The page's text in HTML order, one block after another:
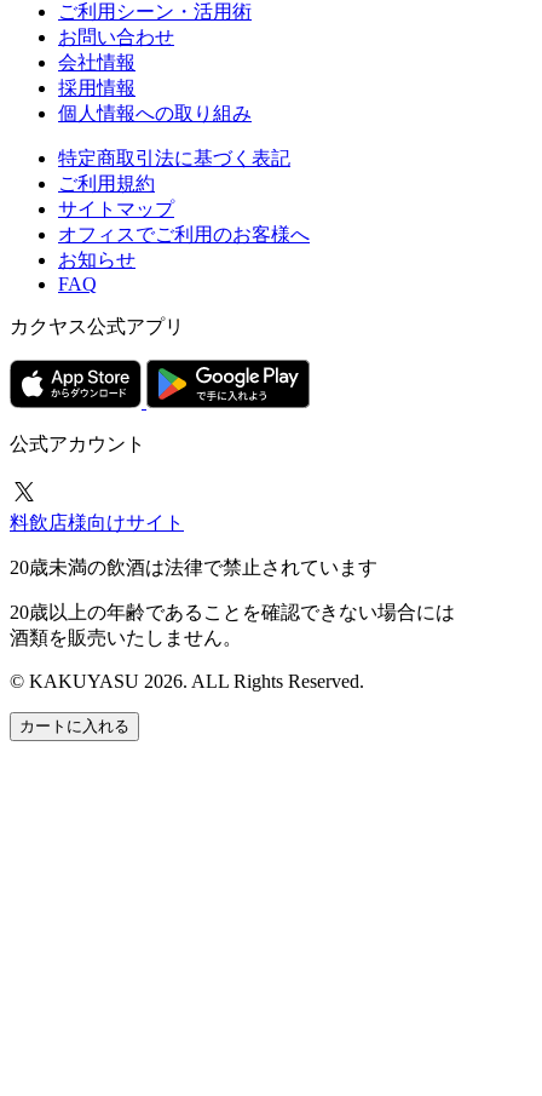
ご利用シーン・活用術
お問い合わせ
会社情報
採用情報
個人情報への取り組み
特定商取引法に基づく表記
ご利用規約
サイトマップ
オフィスでご利用のお客様へ
お知らせ
FAQ
カクヤス公式アプリ
公式アカウント
料飲店様向けサイト
20歳未満の飲酒は法律で禁止されています
20歳以上の年齢であることを確認できない場合には
酒類を販売いたしません。
© KAKUYASU 2026. ALL Rights Reserved.
カートに入れる